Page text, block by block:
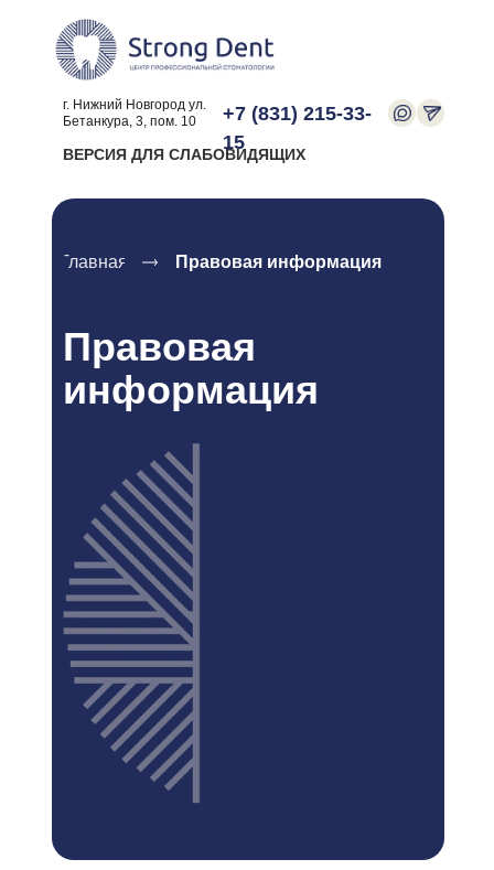
+7 (831) 215-33-
15
г. Нижний Новгород ул.
Бетанкура, 3, пом. 10
ВЕРСИЯ ДЛЯ СЛАБОВИДЯЩИХ
Правовая
информация
Главная Правовая информация